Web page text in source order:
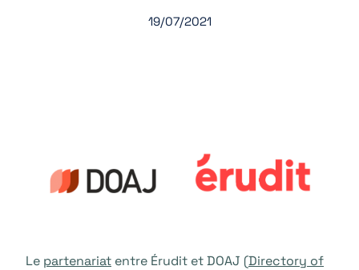
19/07/2021
Le partenariat entre Érudit et DOAJ (Directory of